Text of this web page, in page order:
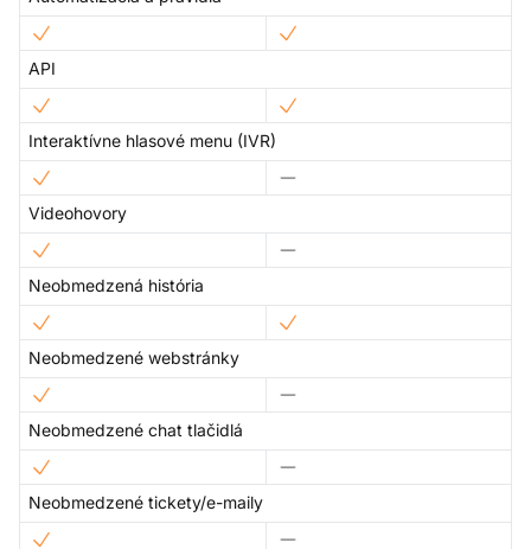
API
Interaktívne hlasové menu (IVR)
Videohovory
Neobmedzená história
Neobmedzené webstránky
Neobmedzené chat tlačidlá
Neobmedzené tickety/e-maily